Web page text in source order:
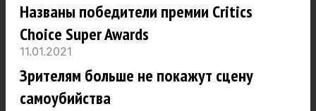
Названы победители премии Critics
Choice Super Awards
11.01.2021
Зрителям больше не покажут сцену
самоубийства